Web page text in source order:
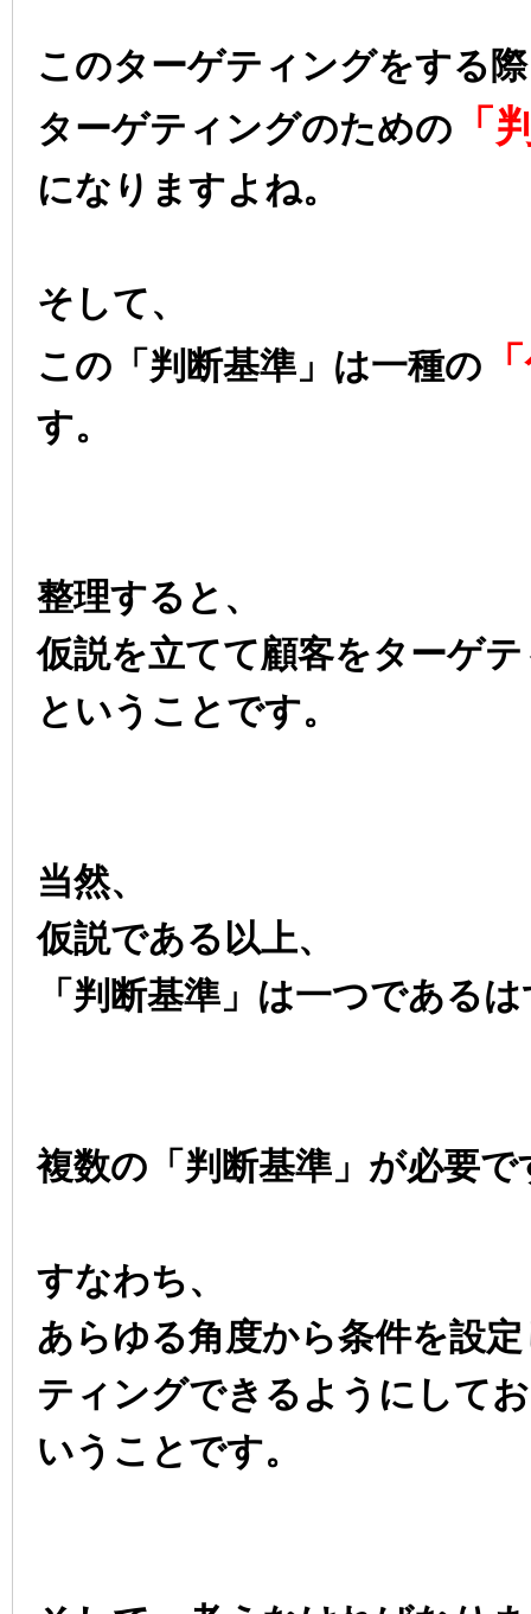
このターゲティングをする
ターゲティングのための
「
になりますよね。
そして、
この「判断基準」は一種の
す。
整理すると、
仮説を立てて顧客をターゲ
ということです。
当然、
仮説である以上、
「判断基準」は一つである
複数の「判断基準」が必要で
すなわち、
あらゆる角度から条件を設
ティングできるようにして
いうことです。